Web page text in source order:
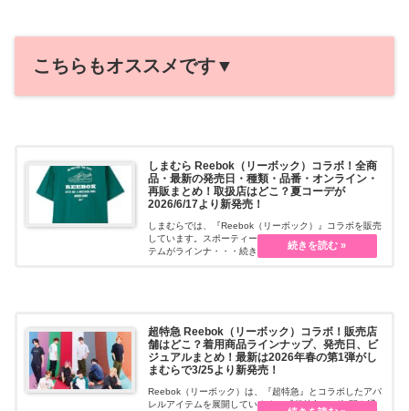
こちらもオススメです▼
しまむら Reebok（リーボック）コラボ！全商
品・最新の発売日・種類・品番・オンライン・
再販まとめ！取扱店はどこ？夏コーデが
2026/6/17より新発売！
しまむらでは、『Reebok（リーボック）』コラボを販売
しています。スポーティーなコーデにもオススメなアイ
テムがラインナ・・・続きを読む
超特急 Reebok（リーボック）コラボ！販売店
舗はどこ？着用商品ラインナップ、発売日、ビ
ジュアルまとめ！最新は2026年春の第1弾がし
まむらで3/25より新発売！
Reebok（リーボック）は、『超特急』とコラボしたアパ
レルアイテムを展開しています！『超特急』が年間を通